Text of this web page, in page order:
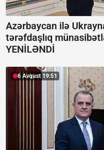
Azərbaycan ilə
tərəfdaşlıq
YENİLƏNDİ
6 Avqust 19:51